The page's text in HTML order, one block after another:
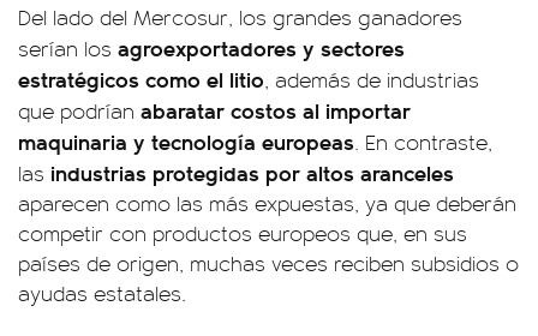
Del lado del Mercosur, los grandes ganadores
serían los agroexportadores y sectores
estratégicos como el litio, además de industrias
que podrían abaratar costos al importar
maquinaria y tecnología europeas. En contraste,
las industrias protegidas por altos aranceles
aparecen como las más expuestas, ya que deberán
competir con productos europeos que, en sus
países de origen, muchas veces reciben subsidios o
ayudas estatales.